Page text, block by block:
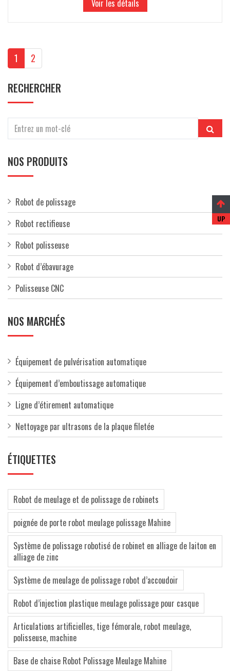
Voir les détails
1 2
RECHERCHER
NOS PRODUITS
Robot de polissage
Robot rectifieuse
Robot polisseuse
Robot d’ébavurage
Polisseuse CNC
NOS MARCHÉS
Équipement de pulvérisation automatique
Équipement d’emboutissage automatique
Ligne d’étirement automatique
Nettoyage par ultrasons de la plaque filetée
ÉTIQUETTES
Robot de meulage et de polissage de robinets
poignée de porte robot meulage polissage Mahine
Système de polissage robotisé de robinet en alliage de laiton en
alliage de zinc
Système de meulage de polissage robot d’accoudoir
Robot d’injection plastique meulage polissage pour casque
Articulations artificielles, tige fémorale, robot meulage,
polisseuse, machine
Base de chaise Robot Polissage Meulage Mahine